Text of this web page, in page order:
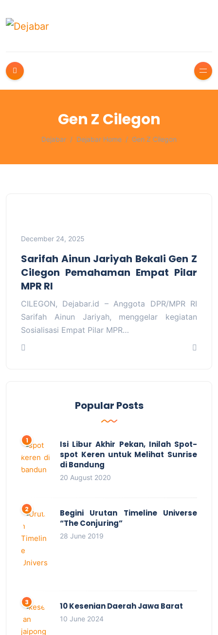
Gen Z Cilegon
Dejabar Dejabar Home Gen Z Cilegon
December 24, 2025
Sarifah Ainun Jariyah Bekali Gen Z
Cilegon Pemahaman Empat Pilar
MPR RI
CILEGON, Dejabar.id – Anggota DPR/MPR RI
Sarifah Ainun Jariyah, menggelar kegiatan
Sosialisasi Empat Pilar MPR…
Popular Posts
Isi Libur Akhir Pekan, Inilah Spot-
spot Keren untuk Melihat Sunrise
di Bandung
20 August 2020
Begini Urutan Timeline Universe
“The Conjuring”
28 June 2019
10 Kesenian Daerah Jawa Barat
10 June 2024